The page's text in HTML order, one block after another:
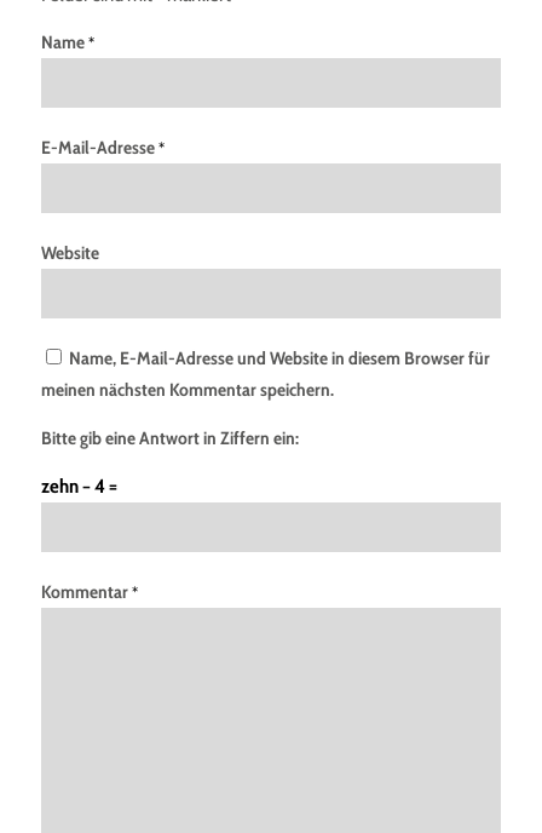
Name*
E-Mail-Adresse*
Website
Name, E-Mail-Adresse und Website in diesem Browser für
meinen nächsten Kommentar speichern.
Bitte gib eine Antwort in Ziffern ein:
zehn − 4 =
Kommentar*